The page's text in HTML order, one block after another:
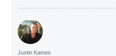
Justin Kames